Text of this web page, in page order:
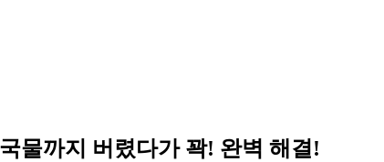
물까지 버렸다가 꽉! 완벽 해결!